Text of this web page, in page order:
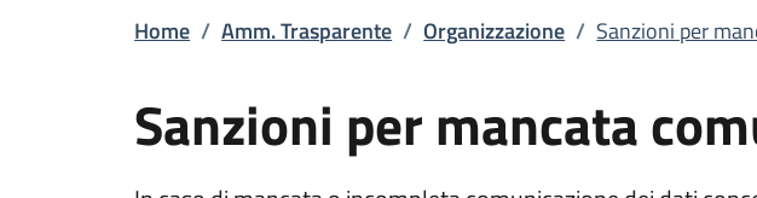
Home / Amm. Trasparente / Organizzazione / Sanzioni per
Sanzioni per mancata